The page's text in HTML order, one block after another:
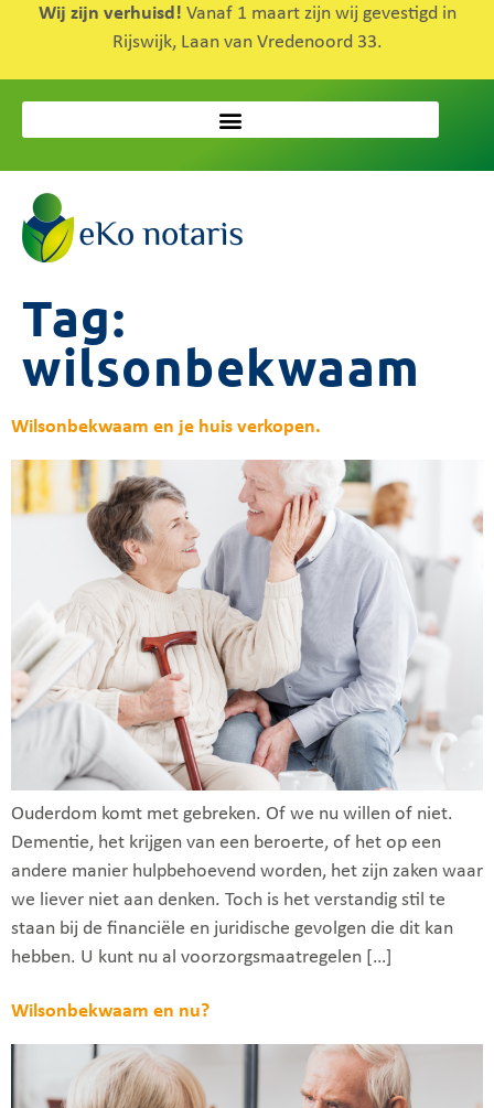
Wij zijn verhuisd! Vanaf 1 maart zijn wij gevestigd in
Rijswijk, Laan van Vredenoord 33.
Tag:
wilsonbekwaam
Wilsonbekwaam en je huis verkopen.
Ouderdom komt met gebreken. Of we nu willen of niet.
Dementie, het krijgen van een beroerte, of het op een
andere manier hulpbehoevend worden, het zijn zaken waar
we liever niet aan denken. Toch is het verstandig stil te
staan bij de financiële en juridische gevolgen die dit kan
hebben. U kunt nu al voorzorgsmaatregelen […]
Wilsonbekwaam en nu?